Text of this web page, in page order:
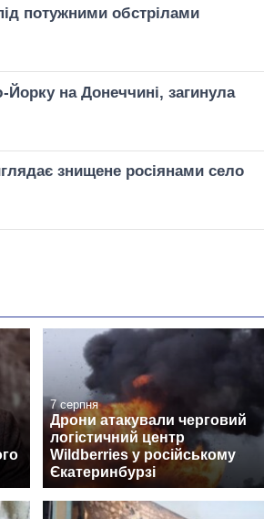
потужними обстрілами
на Донеччині, загинула
знищене росіянами село
7 серпня
Дрони атакували черговий
логістичний центр
Wildberries у російському
Єкатеринбурзі